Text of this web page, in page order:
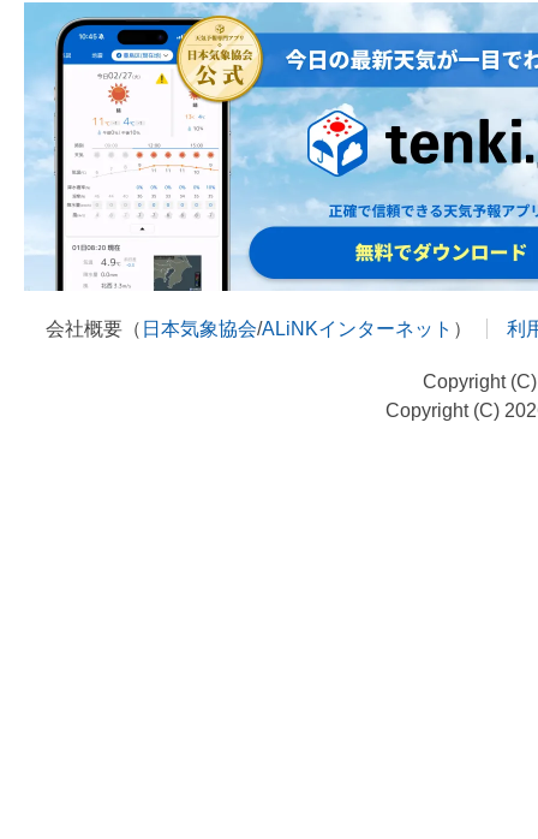
会社概要（ 日本気象協会/ALiNKインターネット ） 利
Copyright
Copyright (C)